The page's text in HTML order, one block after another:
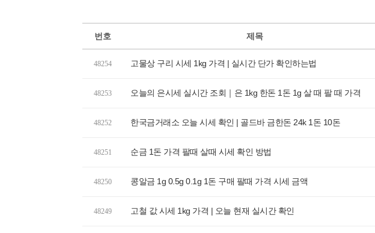
번호 제목
48254 고물상 구리 시세 1kg 가격 | 실시간 단가 확인하는법
48253 오늘의 은시세 실시간 조회｜은 1kg 한돈 1돈 1g 살 때 팔 때 가격
48252 한국금거래소 오늘 시세 확인 | 골드바 금한돈 24k 1돈 10돈
48251 순금 1돈 가격 팔때 살때 시세 확인 방법
48250 콩알금 1g 0.5g 0.1g 1돈 구매 팔때 가격 시세 금액
48249 고철 값 시세 1kg 가격 | 오늘 현재 실시간 확인